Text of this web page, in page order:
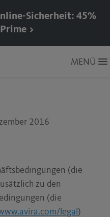
Sicherheit: 45%
>
MENÜ
2016
(die
zu den
(die
legal )